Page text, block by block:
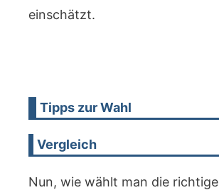
einschätzt.
Tipps zur Wahl
Vergleich
Nun, wie wählt man die richtige